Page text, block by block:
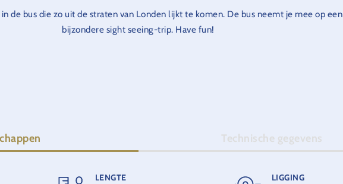
de bus die zo uit de straten van Londen lijkt te komen. De bus neemt je mee op een
bijzondere sight seeing-trip. Have fun!
Technische gegevens
LENGTE
LIGGING
HOOGTE
OPENING